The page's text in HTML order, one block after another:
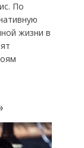
По
жизни в